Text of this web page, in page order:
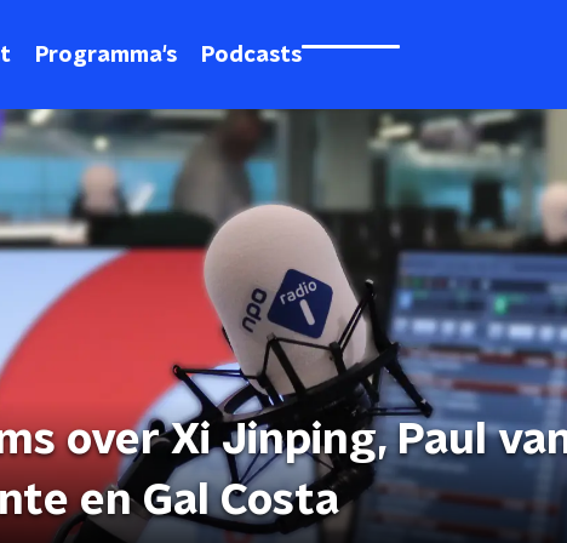
Programma's Podcasts
over Xi Jinping, Paul
en Gal Costa